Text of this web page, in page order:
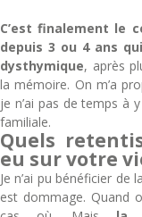
C’est finalement le
depuis 3 ou 4 ans
dysthymique, après
la mémoire. On m’a
je n’ai pas de temps à
familiale.
Quels
eu sur votre
Je n’ai pu bénéficier
est dommage. Quand